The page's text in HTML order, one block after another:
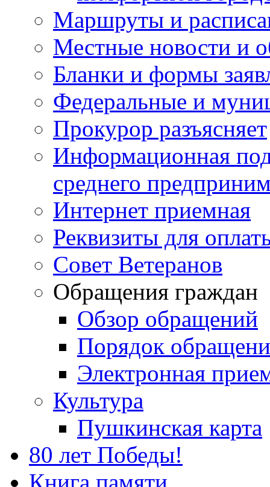
Маршруты и
Местные новости и
Бланки и формы
Федеральные и
Прокурор разъясняет
Информационная
среднего
Интернет приемная
Реквизиты для
Совет Ветеранов
Обращения граждан
Обзор обращений
Порядок
Электронная
Культура
Пушкинская карта
80 лет Победы!